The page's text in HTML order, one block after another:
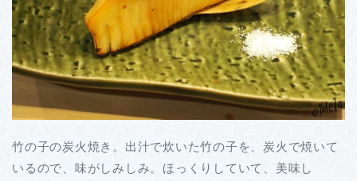
竹の子の炭火焼き。出汁で炊いた竹の子を、炭火で焼いて
いるので、味がしみしみ。ほっくりしていて、美味し